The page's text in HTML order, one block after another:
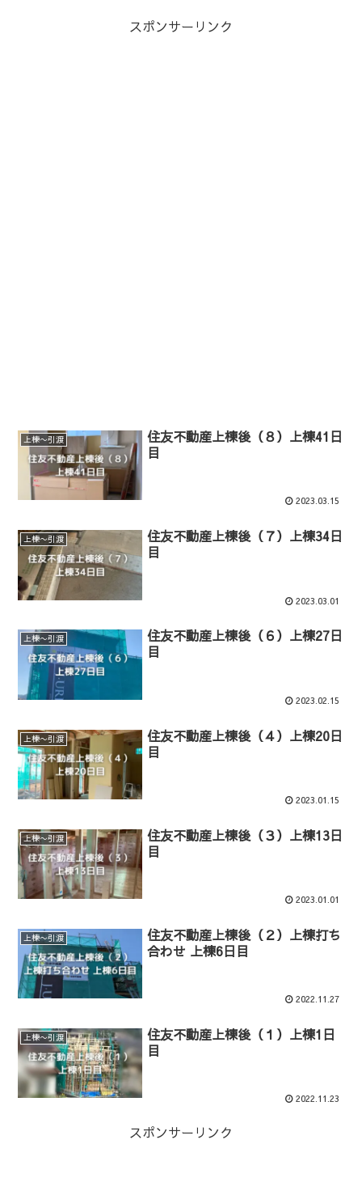
スポンサーリンク
上棟〜引渡
住友不動産上棟後（８）上棟41日
目
2023.03.15
上棟〜引渡
住友不動産上棟後（７）上棟34日
目
2023.03.01
上棟〜引渡
住友不動産上棟後（６）上棟27日
目
2023.02.15
上棟〜引渡
住友不動産上棟後（４）上棟20日
目
2023.01.15
上棟〜引渡
住友不動産上棟後（３）上棟13日
目
2023.01.01
上棟〜引渡
住友不動産上棟後（２）上棟打ち
合わせ 上棟6日目
2022.11.27
上棟〜引渡
住友不動産上棟後（１）上棟1日
目
2022.11.23
スポンサーリンク